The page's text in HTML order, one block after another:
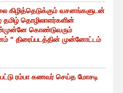
கிழித்தெடுக்கும் வசனங்களுடன்
தமிழ் தொழிலாளர்களின்
கொண்டுவரும்
" திரைப்படத்தின் முன்னோட்டம்
ரம்பா கணவர் செய்த மோசடி